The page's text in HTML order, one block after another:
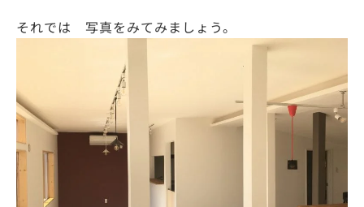
それでは 写真をみてみましょう。